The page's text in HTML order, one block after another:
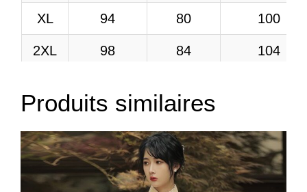
XL 94 80 100
2XL 98 84 104
Produits similaires